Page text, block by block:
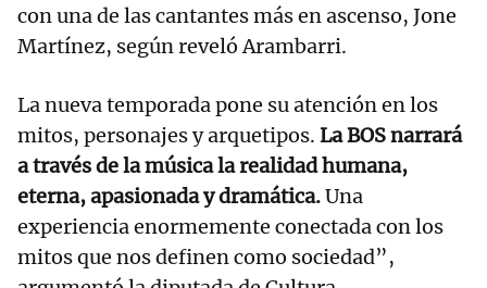
con una de las cantantes más en ascenso, Jone
Martínez, según reveló Arambarri.
La nueva temporada pone su atención en los
mitos, personajes y arquetipos. La BOS narrará
a través de la música la realidad humana,
eterna, apasionada y dramática.Una
experiencia enormemente conectada con los
mitos que nos definen como sociedad”,